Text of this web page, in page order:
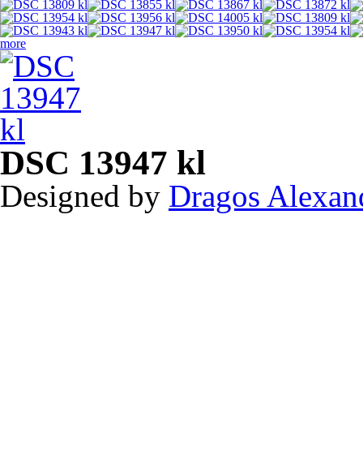
more
DSC 13947 kl
Designed by Dragos